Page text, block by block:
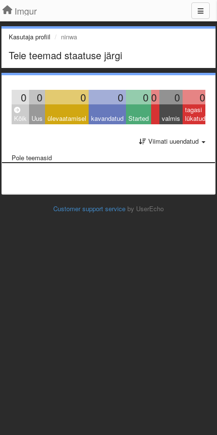
Imgur
Kasutaja profiil ninwa
Teie teemad staatuse järgi
0 0 0 0 0 0 0 0
Kõik Uus ülevaatamisel kavandatud Started valmis
tagasi
lükatud
Viimati uuendatud
Pole teemasid
Customer support service by UserEcho